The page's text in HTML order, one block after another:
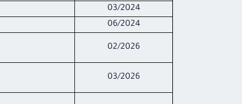
03/2024
06/2024
02/2026
03/2026